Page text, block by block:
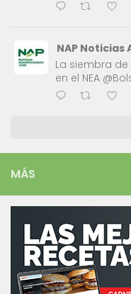
NAP Noticias
La siembra
en el NEA
MÁS